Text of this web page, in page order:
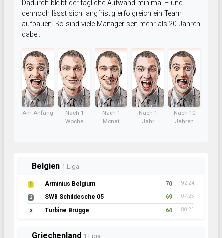
Dadurch bleibt der tägliche Aufwand minimal – und
dennoch lässt sich langfristig erfolgreich ein Team
aufbauen. So sind viele Manager seit mehr als 20 Jahren
dabei.
Am Anfang
Nach 1
Woche
Nach 1
Monat
Nach 1
Jahr
Nach 10
Jahren
Belgien 1.Liga
1 Arminius Belgium 70 92:24
2 SWB Schildesche 05 69 107:25
3 Turbine Brügge 64 80:21
Griechenland 1.Liga